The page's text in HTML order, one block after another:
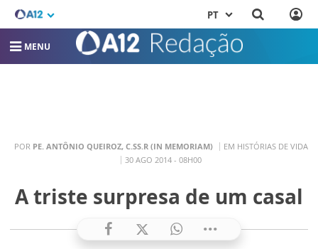
PT
MENU
POR PE. ANTÔNIO QUEIROZ, C.SS.R (IN MEMORIAM)
EM HISTÓRIAS DE VIDA
30 AGO 2014 - 08H00
A triste surpresa de um casal